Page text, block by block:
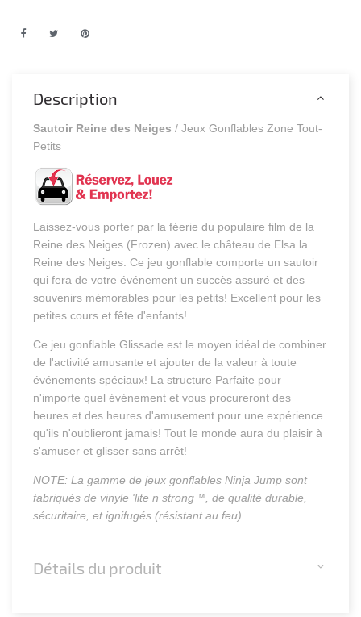
Description
Sautoir Reine des Neiges/ Jeux Gonflables Zone Tout-
Petits
Laissez-vous porter par la féerie du populaire film de la
Reine des Neiges (Frozen) avec le château de Elsa la
Reine des Neiges. Ce jeu gonflable comporte un sautoir
qui fera de votre événement un succès assuré et des
souvenirs mémorables pour les petits! Excellent pour les
petites cours et fête d'enfants!
Ce jeu gonflable Glissade est le moyen idéal de combiner
de l'activité amusante et ajouter de la valeur à toute
événements spéciaux! La structure Parfaite pour
n'importe quel événement et vous procureront des
heures et des heures d'amusement pour une expérience
qu'ils n'oublieront jamais! Tout le monde aura du plaisir à
s'amuser et glisser sans arrêt!
NOTE: La gamme de jeux gonflables Ninja Jump sont
fabriqués de vinyle 'lite n strong™, de qualité durable,
sécuritaire, et ignifugés (résistant au feu).
Détails du produit